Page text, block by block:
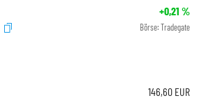
+0,21 %
Börse: Tradegate
146,60 EUR